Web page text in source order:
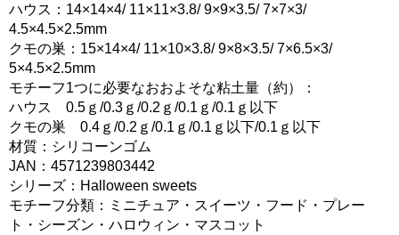
ハウス：14×14×4/ 11×11×3.8/ 9×9×3.5/ 7×7×3/
4.5×4.5×2.5mm
クモの巣：15×14×4/ 11×10×3.8/ 9×8×3.5/ 7×6.5×3/
5×4.5×2.5mm
モチーフ1つに必要なおおよそな粘土量（約）：
ハウス 0.5ｇ/0.3ｇ/0.2ｇ/0.1ｇ/0.1ｇ以下
クモの巣 0.4ｇ/0.2ｇ/0.1ｇ/0.1ｇ以下/0.1ｇ以下
材質：シリコーンゴム
JAN：4571239803442
シリーズ：Halloween sweets
モチーフ分類：ミニチュア・スイーツ・フード・プレー
ト・シーズン・ハロウィン・マスコット